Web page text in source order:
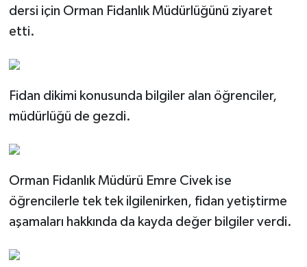
dersi için Orman Fidanlık Müdürlüğünü ziyaret
etti.
Fidan dikimi konusunda bilgiler alan öğrenciler,
müdürlüğü de gezdi.
Orman Fidanlık Müdürü Emre Civek ise
öğrencilerle tek tek ilgilenirken, fidan yetiştirme
aşamaları hakkında da kayda değer bilgiler verdi.